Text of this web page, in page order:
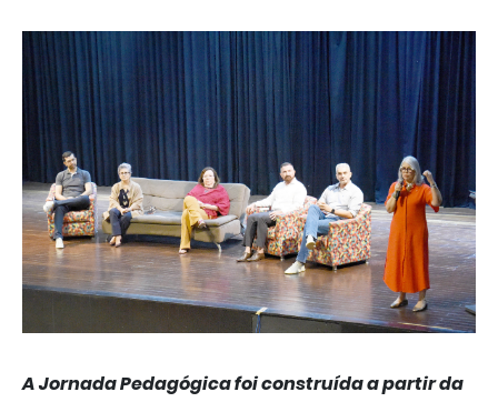
A Jornada Pedagógica foi construída a partir da